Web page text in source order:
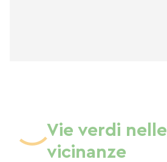
Vie verdi nelle
vicinanze